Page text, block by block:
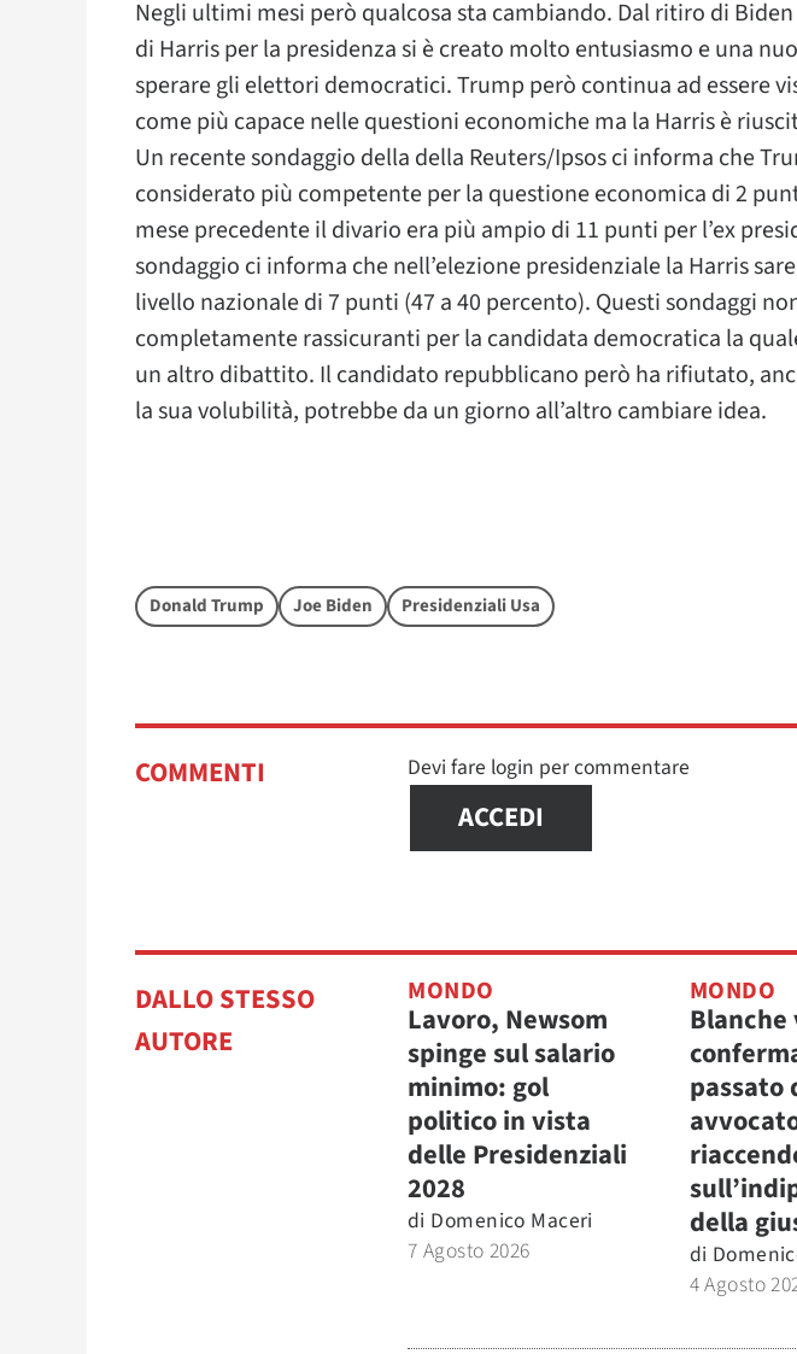
Negli ultimi mesi però qualcosa sta cambiando. Dal ritiro di
di Harris per la presidenza si è creato molto entusiasmo e una
sperare gli elettori democratici. Trump però continua ad essere
come più capace nelle questioni economiche ma la Harris è
Un recente sondaggio della della Reuters/Ipsos ci informa che
considerato più competente per la questione economica di 2
mese precedente il divario era più ampio di 11 punti per l’ex
sondaggio ci informa che nell’elezione presidenziale la Harris
livello nazionale di 7 punti (47 a 40 percento). Questi sondaggi
completamente rassicuranti per la candidata democratica la
un altro dibattito. Il candidato repubblicano però ha rifiutato,
la sua volubilità, potrebbe da un giorno all’altro cambiare idea.
Donald Trump Joe Biden Presidenziali Usa
COMMENTI Devi fare login per commentare
ACCEDI
DALLO STESSO
AUTORE
MONDO
Lavoro, Newsom
spinge sul salario
minimo: gol
politico in vista
delle Presidenziali
2028
di Domenico Maceri
7 Agosto 2026
MONDO
Blanche
passato
della
di
4 Agosto